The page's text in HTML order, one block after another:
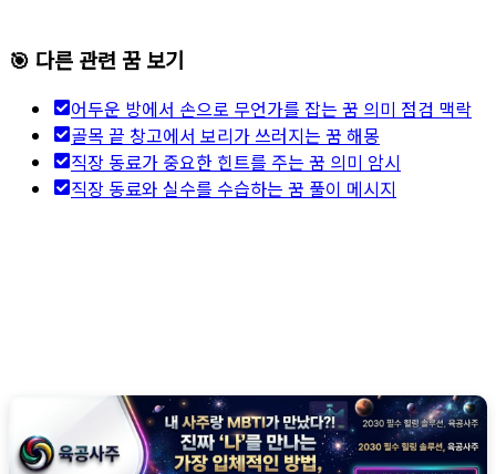
🎯 다른 관련 꿈 보기
어두운 방에서 손으로 무언가를 잡는 꿈 의미 점검 맥락
골목 끝 창고에서 보리가 쓰러지는 꿈 해몽
직장 동료가 중요한 힌트를 주는 꿈 의미 암시
직장 동료와 실수를 수습하는 꿈 풀이 메시지